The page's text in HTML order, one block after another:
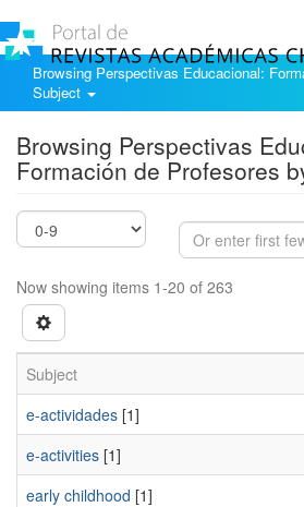
Browsing Perspectivas Educacional:
Subject
Browsing Perspectivas
Formación de Profesores
Now showing items 1-20 of 263
Subject
e-actividades [1]
e-activities [1]
early childhood [1]